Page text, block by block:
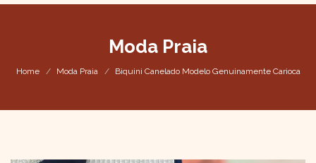
Moda Praia
Home Moda Praia Biquini Canelado Modelo Genuinamente Carioca